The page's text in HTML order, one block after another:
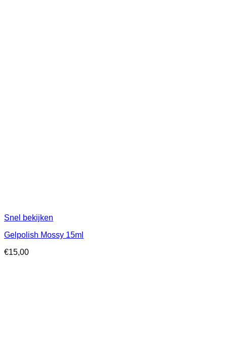
Snel bekijken
Gelpolish Mossy 15ml
€15,00